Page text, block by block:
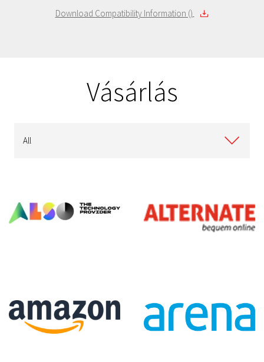
Download Compatibility Information ()
Vásárlás
All